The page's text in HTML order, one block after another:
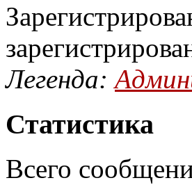
Легенда:
Статистика
Всего